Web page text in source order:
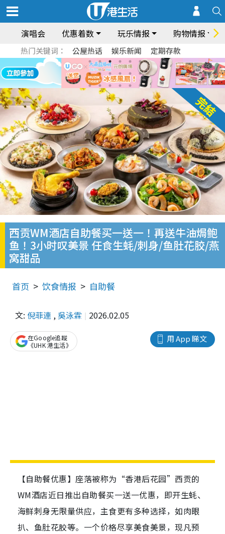
演唱会 优惠着数 玩乐情报 购物情报
热门关键词： 公屋热话 娱乐新闻 定期存款
西贡WM酒店自助餐买一送一！再送牛油焗鲍
鱼！3小时叹美景 任食生蚝/刺身/鱼肚花胶/燕
窝甜品
首页 饮食情报 自助餐
文: 倪菲連 ,吳泳霖 2026.02.05
用 App 睇文
在Google追蹤
《UHK 港生活》
【自助餐优惠】座落被称为“香港后花园”西贡的
WM酒店近日推出自助餐买一送一优惠，即开生蚝、
海鲜刺身无限量供应，主食更有多种选择，如肉眼
扒、鱼肚花胶等。一个价格尽享美食美景，现凡预